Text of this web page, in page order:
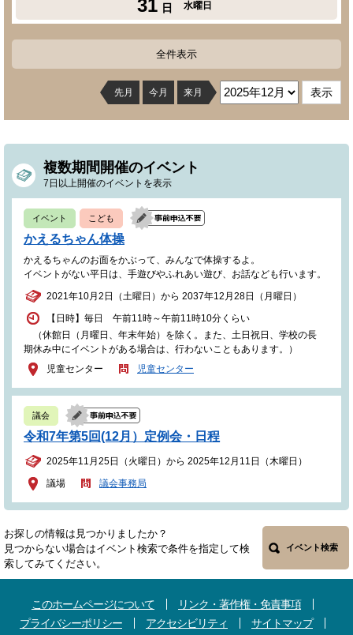
31 日 水曜日
全件表示
先月 今月 来月
複数期間開催のイベント
7日以上開催のイベントを表示
イベント こども
かえるちゃん体操
かえるちゃんのお面をかぶって、みんなで体操するよ。
イベントがない平日は、手遊びやふれあい遊び、お話なども行います。
2021年10月2日（土曜日）から 2037年12月28日（月曜日）
【日時】毎日 午前11時～午前11時10分くらい
（休館日（月曜日、年末年始）を除く。また、土日祝日、学校の長
期休み中にイベントがある場合は、行わないこともあります。）
児童センター
児童センター
議会
令和7年第5回(12月）定例会・日程
2025年11月25日（火曜日）から 2025年12月11日（木曜日）
議場
議会事務局
お探しの情報は見つかりましたか？
見つからない場合はイベント検索で条件を指定して検
索してみてください。
イベント検索
このホームページについて
リンク・著作権・免責事項
プライバシーポリシー
アクセシビリティ
サイトマップ